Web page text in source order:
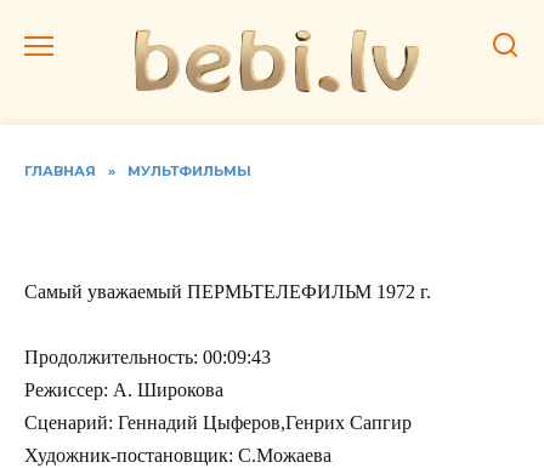
ГЛАВНАЯ » МУЛЬТФИЛЬМЫ
Самый уважаемый ПЕРМЬТЕЛЕФИЛЬМ 1972 г.
Продолжительность: 00:09:43
Режиссер: А. Широкова
Сценарий: Геннадий Цыферов,Генрих Сапгир
Художник-постановщик: С.Можаева